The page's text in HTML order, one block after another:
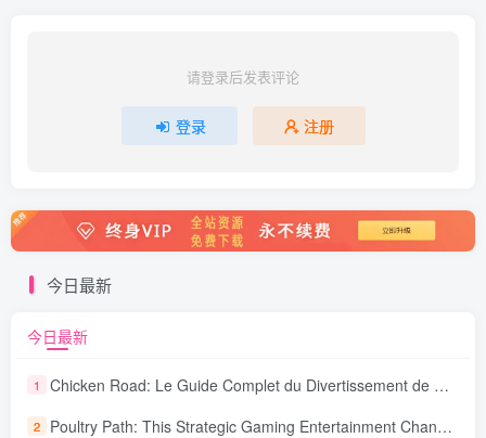
请登录后发表评论
登录 注册
今日最新
今日最新
1 Chicken Road: Le Guide Complet du Divertissement de Maison de Jeu Stratégique
2 Poultry Path: This Strategic Gaming Entertainment Changing Sequence Forecasting